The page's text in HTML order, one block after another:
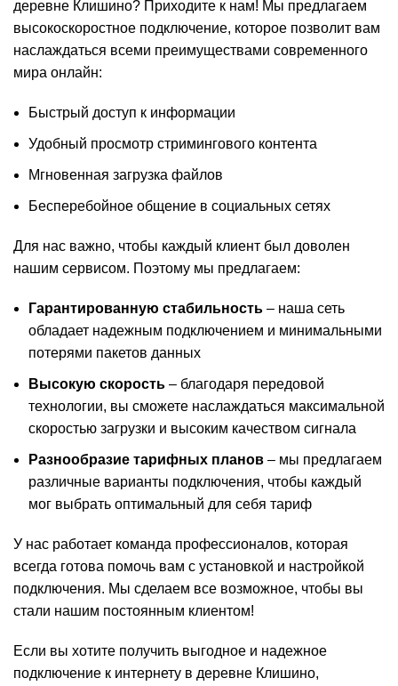
деревне Клишино? Приходите к нам! Мы предлагаем
высокоскоростное подключение, которое позволит вам
наслаждаться всеми преимуществами современного
мира онлайн:
Быстрый доступ к информации
Удобный просмотр стримингового контента
Мгновенная загрузка файлов
Бесперебойное общение в социальных сетях
Для нас важно, чтобы каждый клиент был доволен
нашим сервисом. Поэтому мы предлагаем:
Гарантированную стабильность – наша сеть
обладает надежным подключением и минимальными
потерями пакетов данных
Высокую скорость – благодаря передовой
технологии, вы сможете наслаждаться максимальной
скоростью загрузки и высоким качеством сигнала
Разнообразие тарифных планов – мы предлагаем
различные варианты подключения, чтобы каждый
мог выбрать оптимальный для себя тариф
У нас работает команда профессионалов, которая
всегда готова помочь вам с установкой и настройкой
подключения. Мы сделаем все возможное, чтобы вы
стали нашим постоянным клиентом!
Если вы хотите получить выгодное и надежное
подключение к интернету в деревне Клишино,